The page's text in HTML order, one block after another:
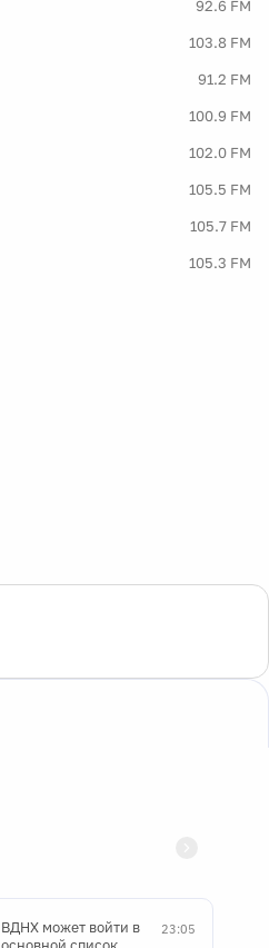
92.6 FM
103.8 FM
91.2 FM
100.9 FM
102.0 FM
105.5 FM
105.7 FM
105.3 FM
23:05
ВДНХ может войти в